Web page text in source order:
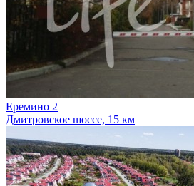
Еремино 2
Дмитровское шоссе, 15 км